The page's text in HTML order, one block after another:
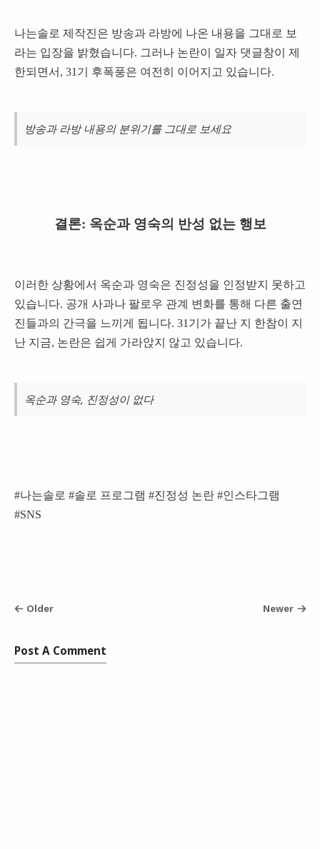
나는솔로 제작진은 방송과 라방에 나온 내용을 그대로 보
라는 입장을 밝혔습니다. 그러나 논란이 일자 댓글창이 제
한되면서, 31기 후폭풍은 여전히 이어지고 있습니다.
방송과 라방 내용의 분위기를 그대로 보세요
결론: 옥순과 영숙의 반성 없는 행보
이러한 상황에서 옥순과 영숙은 진정성을 인정받지 못하고
있습니다. 공개 사과나 팔로우 관계 변화를 통해 다른 출연
진들과의 간극을 느끼게 됩니다. 31기가 끝난 지 한참이 지
난 지금, 논란은 쉽게 가라앉지 않고 있습니다.
옥순과 영숙, 진정성이 없다
#나는솔로 #솔로 프로그램 #진정성 논란 #인스타그램
#SNS
Older Newer
Post A Comment